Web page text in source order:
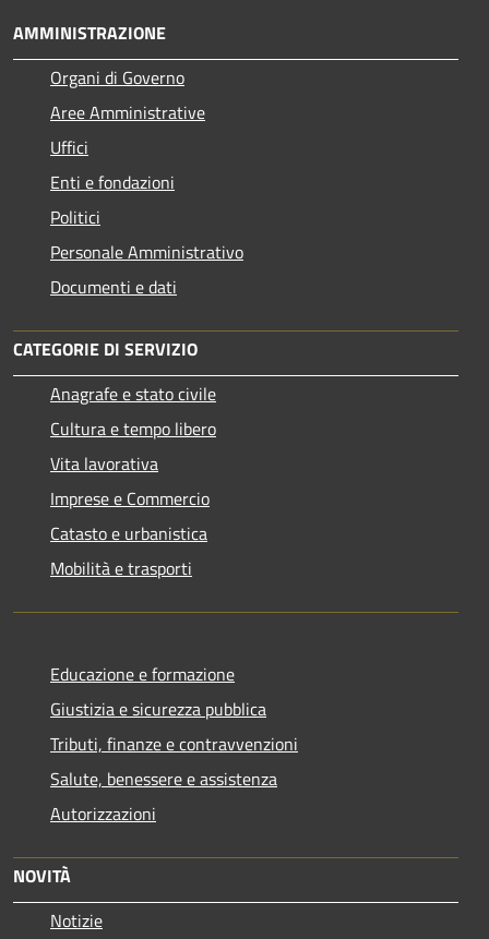
AMMINISTRAZIONE
Organi di Governo
Aree Amministrative
Uffici
Enti e fondazioni
Politici
Personale Amministrativo
Documenti e dati
CATEGORIE DI SERVIZIO
Anagrafe e stato civile
Cultura e tempo libero
Vita lavorativa
Imprese e Commercio
Catasto e urbanistica
Mobilità e trasporti
Educazione e formazione
Giustizia e sicurezza pubblica
Tributi, finanze e contravvenzioni
Salute, benessere e assistenza
Autorizzazioni
NOVITÀ
Notizie